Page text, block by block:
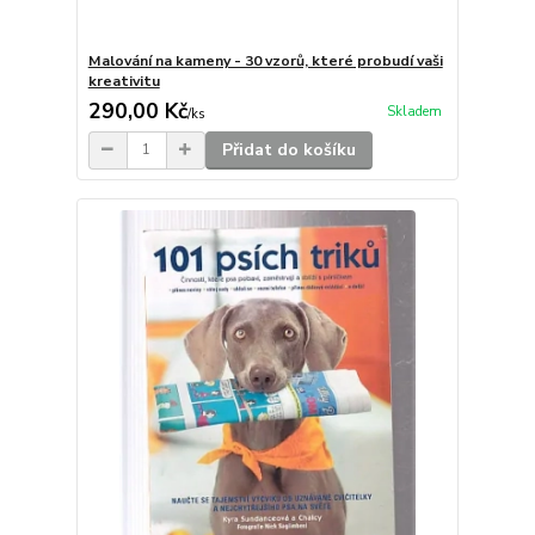
Malování na kameny - 30 vzorů, které probudí vaši
kreativitu
290,00 Kč/ks Skladem
Přidat do košíku